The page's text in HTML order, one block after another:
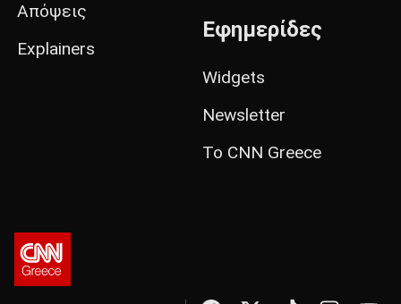
Απόψεις
Explainers
Εφημερίδες
Widgets
Newsletter
Το CNN Greece